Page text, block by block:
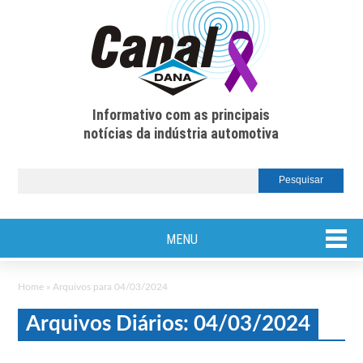
Informativo com as principais
notícias da indústria automotiva
MENU
Home » Arquivos para 04/03/2024
Arquivos Diários: 04/03/2024